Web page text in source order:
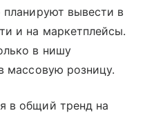
планируют вывести в
и на маркетплейсы.
в нишу
массовую розницу.
в общий тренд на